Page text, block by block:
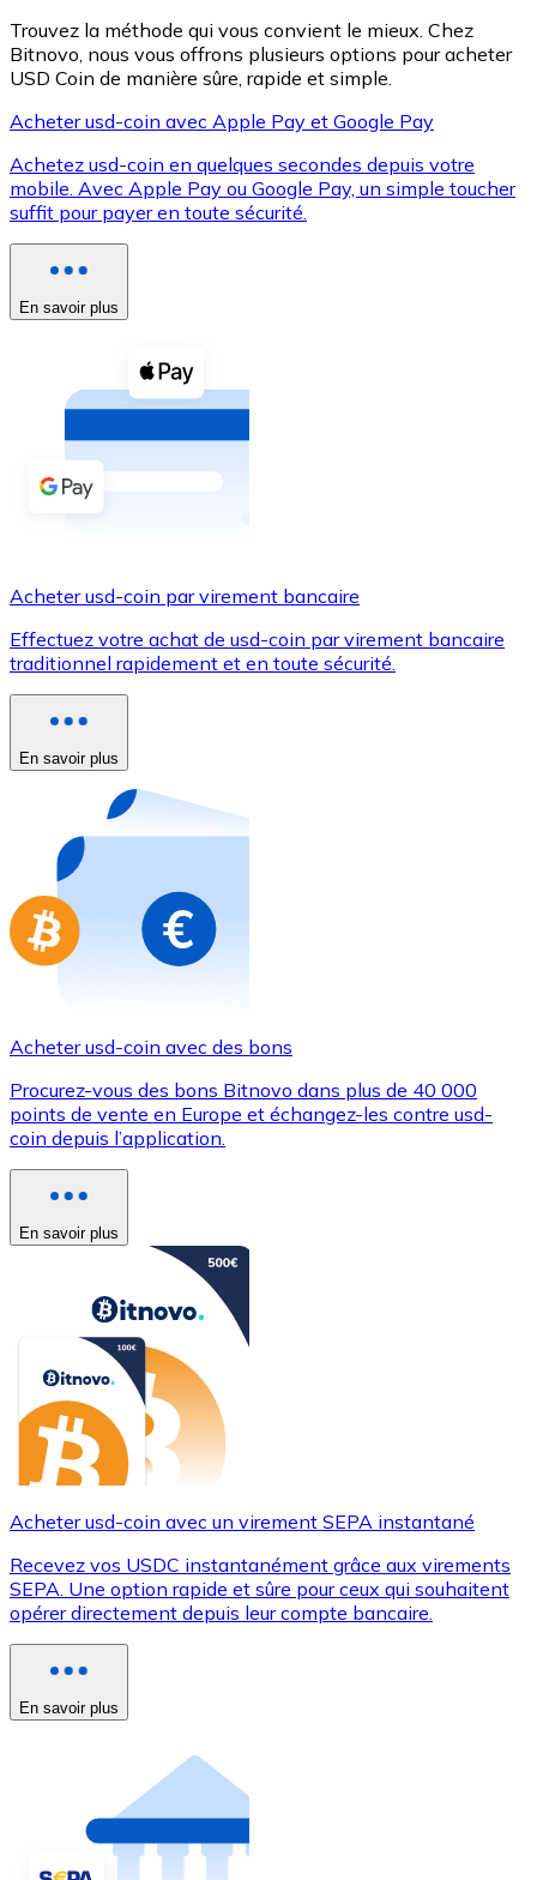
XRP
XRP
Voir toutes
Coupons crypto
Achetez des cryptomonnaies en espèces et d'autres
Acheter avec espèces
Virement SEPA
Utilisez les cartes Visa et Mastercard pour acheter
Acheter avec carte
Nouveau
Achetez des cartes-cadeaux de vos marques
Aller à la boutique de cartes-cadeaux
Trouvez la méthode qui vous convient le mieux. Chez
Bitnovo, nous vous offrons plusieurs options pour acheter
USD Coin de manière sûre, rapide et simple.
Acheter usd-coin avec Apple Pay et Google Pay
Achetez usd-coin en quelques secondes depuis votre
mobile. Avec Apple Pay ou Google Pay, un simple toucher
suffit pour payer en toute sécurité.
En savoir plus
Acheter usd-coin par virement bancaire
Effectuez votre achat de usd-coin par virement bancaire
traditionnel rapidement et en toute sécurité.
En savoir plus
Acheter usd-coin avec des bons
Procurez-vous des bons Bitnovo dans plus de 40 000
points de vente en Europe et échangez-les contre usd-
coin depuis l’application.
En savoir plus
Acheter usd-coin avec un virement SEPA instantané
Recevez vos USDC instantanément grâce aux virements
SEPA. Une option rapide et sûre pour ceux qui souhaitent
opérer directement depuis leur compte bancaire.
En savoir plus